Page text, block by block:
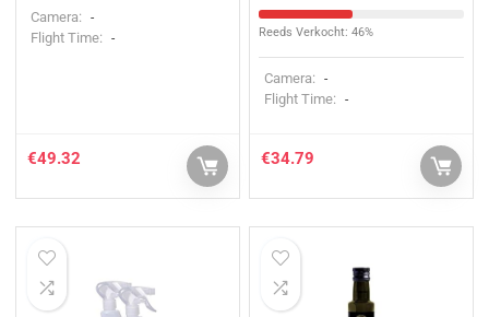
Camera: -
Flight Time: -
€49.32
Reeds Verkocht: 46%
Camera: -
Flight Time: -
€34.79